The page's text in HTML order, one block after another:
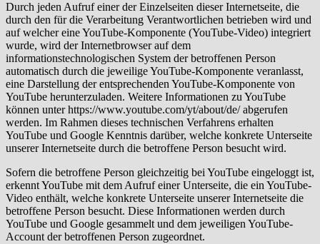
Durch jeden Aufruf einer der Einzelseiten dieser Internetseite, die
durch den für die Verarbeitung Verantwortlichen betrieben wird und
auf welcher eine YouTube-Komponente (YouTube-Video) integriert
wurde, wird der Internetbrowser auf dem
informationstechnologischen System der betroffenen Person
automatisch durch die jeweilige YouTube-Komponente veranlasst,
eine Darstellung der entsprechenden YouTube-Komponente von
YouTube herunterzuladen. Weitere Informationen zu YouTube
können unter https://www.youtube.com/yt/about/de/ abgerufen
werden. Im Rahmen dieses technischen Verfahrens erhalten
YouTube und Google Kenntnis darüber, welche konkrete Unterseite
unserer Internetseite durch die betroffene Person besucht wird.
Sofern die betroffene Person gleichzeitig bei YouTube eingeloggt ist,
erkennt YouTube mit dem Aufruf einer Unterseite, die ein YouTube-
Video enthält, welche konkrete Unterseite unserer Internetseite die
betroffene Person besucht. Diese Informationen werden durch
YouTube und Google gesammelt und dem jeweiligen YouTube-
Account der betroffenen Person zugeordnet.